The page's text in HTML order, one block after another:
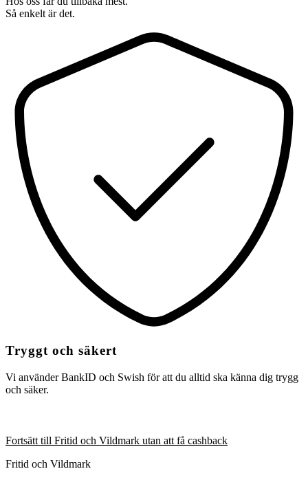
Så enkelt är det.
Tryggt och säkert
Vi använder BankID och Swish för att du alltid ska känna dig trygg
och säker.
Fortsätt till Fritid och Vildmark utan att få cashback
Fritid och Vildmark